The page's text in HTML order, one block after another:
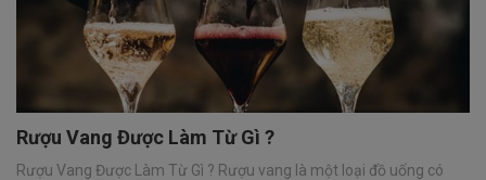
Rượu Vang Được Làm Từ Gì ?
Rượu Vang Được Làm Từ Gì ? Rượu vang là một loại đồ uống có